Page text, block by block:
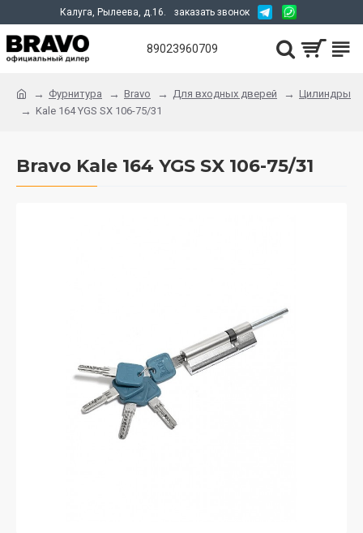
Калуга, Рылеева, д.16. заказать звонок
89023960709
Фурнитура Bravo Для входных дверей
Цилиндры
Kale 164 YGS SX 106-75/31
Bravo Kale 164 YGS SX 106-75/31